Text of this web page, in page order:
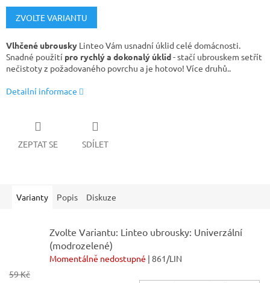
Měrná
cena:
ZVOLTE VARIANTU
Vlhčené ubrousky Linteo Vám usnadní úklid celé domácnosti.
Snadné použití pro rychlý a dokonalý úklid- stačí ubrouskem setřít
nečistoty z požadovaného povrchu a je hotovo! Více druhů..
Detailní informace
ZEPTAT SE SDÍLET
Varianty Popis Diskuze
Zvolte Variantu: Linteo ubrousky: Univerzální
(modrozelené)
Momentálně nedostupné | 861/LIN
59 Kč